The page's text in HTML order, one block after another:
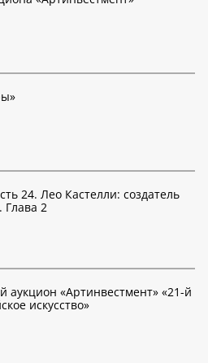
24. Лео Кастелли: создатель
Глава 2
аукцион «Артинвестмент» «21-й
искусство»